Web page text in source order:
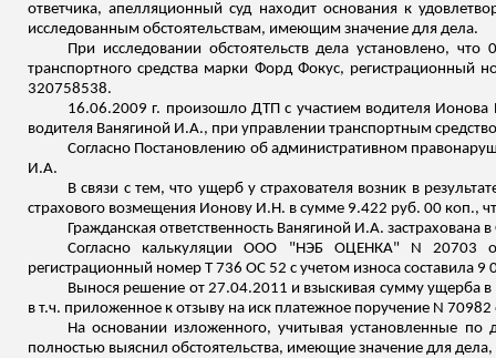
ответчика, апелляционный суд находит основания к
исследованным обстоятельствам, имеющим значение для дела.
При исследовании обстоятельств дела установлено,
транспортного средства марки Форд Фокус,
320758538.
16.06.2009 г. произошло ДТП с участием водителя Ионова
водителя Ванягиной И.А., при управлении транспортным
Согласно Постановлению об административном
И.А.
В связи с тем, что ущерб у страхователя возник в
страхового возмещения Ионову И.Н. в сумме 9.422 руб. 00 коп.,
Гражданская ответственность Ванягиной И.А. застрахована
Согласно калькуляции ООО "НЭБ ОЦЕНКА" N 20703 от
регистрационный номер Т736 ОС 52 с учетом износа составила 9
Вынося решение от 27.04.2011 и взыскивая сумму ущерба в
в т.ч. приложенное к отзыву на иск платежное поручение N 70982
На основании изложенного, учитывая установленные
полностью выяснил обстоятельства, имеющие значение для